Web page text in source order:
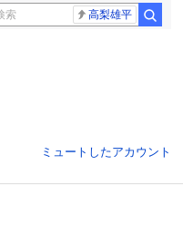
高梨雄平
ミュートしたアカウント